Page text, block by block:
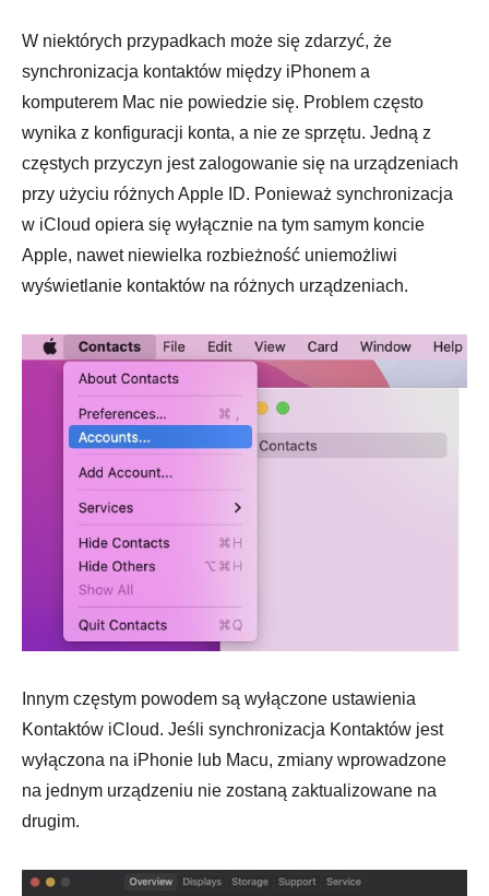
W niektórych przypadkach może się zdarzyć, że
synchronizacja kontaktów między iPhonem a
komputerem Mac nie powiedzie się. Problem często
wynika z konfiguracji konta, a nie ze sprzętu. Jedną z
częstych przyczyn jest zalogowanie się na urządzeniach
przy użyciu różnych Apple ID. Ponieważ synchronizacja
w iCloud opiera się wyłącznie na tym samym koncie
Apple, nawet niewielka rozbieżność uniemożliwi
wyświetlanie kontaktów na różnych urządzeniach.
Innym częstym powodem są wyłączone ustawienia
Kontaktów iCloud. Jeśli synchronizacja Kontaktów jest
wyłączona na iPhonie lub Macu, zmiany wprowadzone
na jednym urządzeniu nie zostaną zaktualizowane na
drugim.